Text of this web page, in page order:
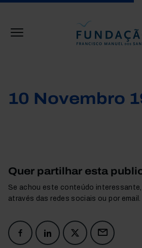
10 Novembro
Quer partilhar esta
Se achou este conteúdo
através das redes sociais ou por email.